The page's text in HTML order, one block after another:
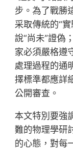
步。為了戰勝
采取傳統的“
說“尚未”證偽
家必須嚴格遵
處理過程的通
擇標準都應詳
公開審查。
本文特別要強
難的物理學研
的心態，對每